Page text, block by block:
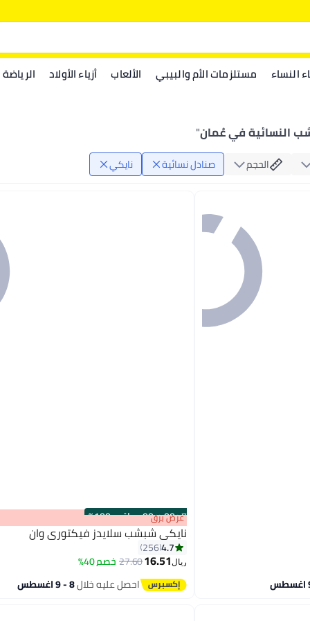
النساء مستلزمات الأم والبيبي الألعاب أزياء الأولاد الرياضة
النسائية في عُمان"
الحجم صنادل نسائية نايكي
00m:00s
·باقي 100% عرض برق
نايكي شبشب سلايدز فيكتوري وان
4.7
256
ريال16.51
27.60خصم 40%
احصل عليه خلال8 - 9 اغسطس